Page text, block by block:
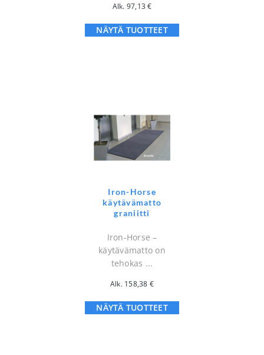
Alk. 97,13€
NÄYTÄ TUOTTEET
Iron-Horse
käytävämatto
graniitti
Iron-Horse –
käytävämatto on
tehokas ...
Alk. 158,38 €
NÄYTÄ TUOTTEET